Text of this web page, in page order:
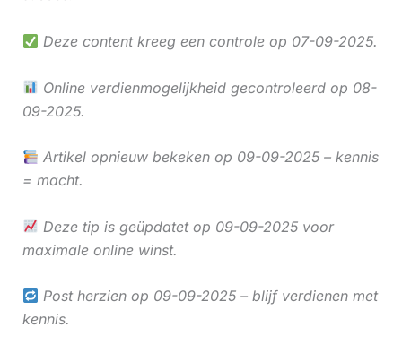
Deze content kreeg een controle op 07-09-2025.
Online verdienmogelijkheid gecontroleerd op 08-
09-2025.
Artikel opnieuw bekeken op 09-09-2025 – kennis
= macht.
Deze tip is geüpdatet op 09-09-2025 voor
maximale online winst.
Post herzien op 09-09-2025 – blijf verdienen met
kennis.